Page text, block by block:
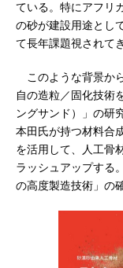
ている。特にアフリ
の砂が建設用途とし
て長年課題視されて
このような背景か
自の造粒／固化技術
ングサンド）」の研
本田氏が持つ材料合
を活用して、人工骨
ラッシュアップする
の高度製造技術」の